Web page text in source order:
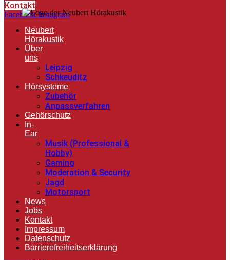
Kontakt
Facebook Instagram
Neubert
Hörakustik
Über
uns
Leipzig
Schkeuditz
Hörsysteme
Zubehör
Anpassverfahren
Gehörschutz
In-
Ear
Musik (Professional &
Hobby)
Gaming
Moderation & Security
Jagd
Motorsport
News
Jobs
Kontakt
Impressum
Datenschutz
Barrierefreiheitserklärung